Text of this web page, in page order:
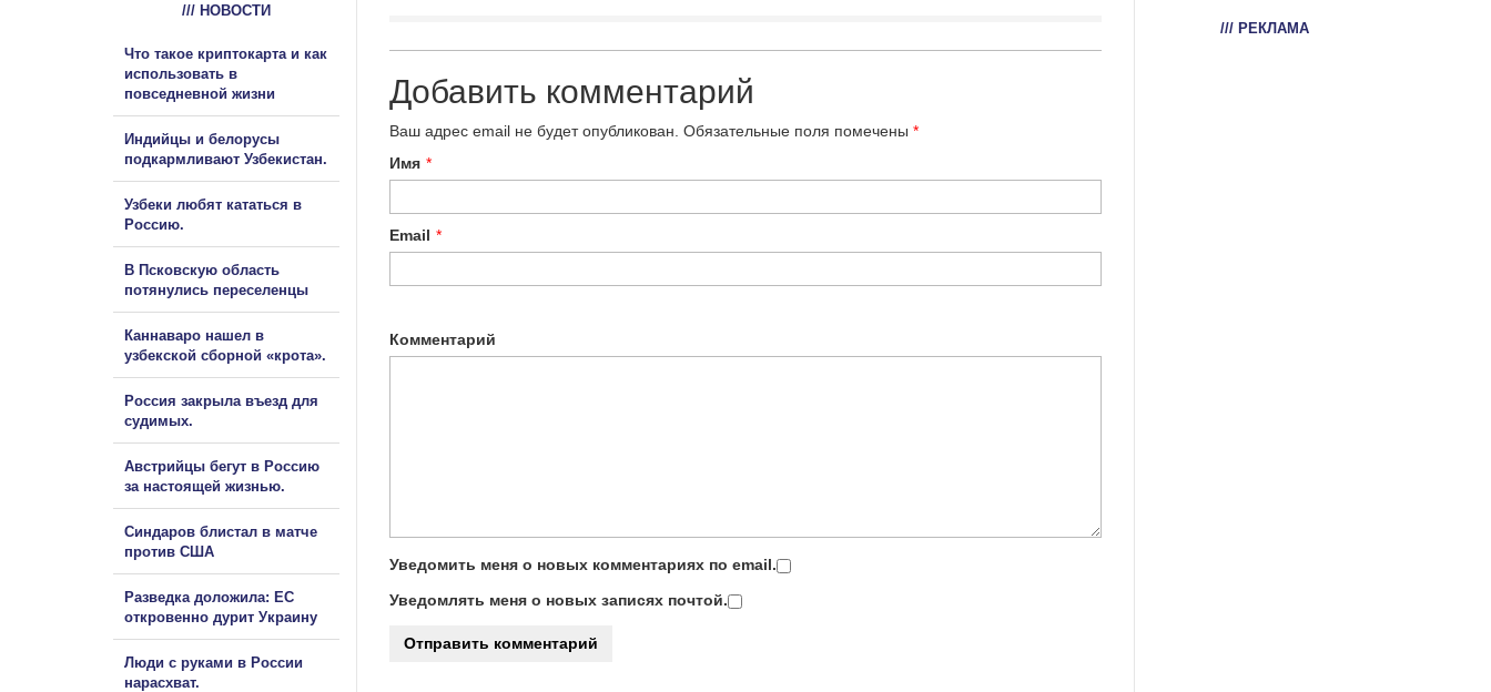
Добавить комментарий
Ваш адрес email не будет опубликован. Обязательные поля помечены *
Имя *
Email *
Комментарий
Уведомить меня о новых комментариях по email.
Уведомлять меня о новых записях почтой.
/// НОВОСТИ
Что такое криптокарта и как
использовать в
повседневной жизни
Индийцы и белорусы
подкармливают Узбекистан.
Узбеки любят кататься в
Россию.
В Псковскую область
потянулись переселенцы
Каннаваро нашел в
узбекской сборной «крота».
Россия закрыла въезд для
судимых.
Австрийцы бегут в Россию
за настоящей жизнью.
Синдаров блистал в матче
против США
Разведка доложила: ЕС
откровенно дурит Украину
Люди с руками в России
нарасхват.
/// РЕКЛАМА